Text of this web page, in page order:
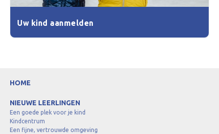
Uw kind aanmelden
HOME
NIEUWE LEERLINGEN
Een goede plek voor je kind
Kindcentrum
Een fijne, vertrouwde omgeving